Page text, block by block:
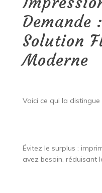
Demande
Solution
Moderne
Voici ce qui la distingue
Évitez le surplus :
avez besoin, réduisant